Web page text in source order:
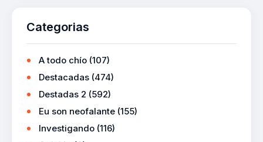
Categorias
A todo chío (107)
Destacadas (474)
Destadas 2 (592)
Eu son neofalante (155)
Investigando (116)